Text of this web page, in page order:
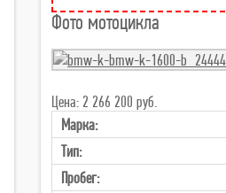
Фото мотоцикла
Цена: 2 266 200 руб.
Марка:
Тип:
Пробег: